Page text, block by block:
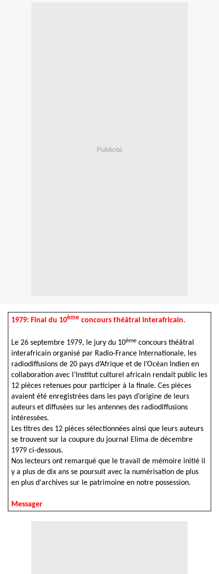
Publicité
1979: Final du 10èmeconcours théâtral interafricain.
Le 26 septembre 1979, le jury du 10èmeconcours théâtral
interafricain organisé par Radio-France Internationale, les
radiodiffusions de 20 pays d’Afrique et de l’Océan Indien en
collaboration avec l’Institut culturel africain rendait public les
12 pièces retenues pour participer à la finale. Ces pièces
avaient été enregistrées dans les pays d’origine de leurs
auteurs et diffusées sur les antennes des radiodiffusions
intéressées.
Les titres des 12 pièces sélectionnées ainsi que leurs auteurs
se trouvent sur la coupure du journal Elima de décembre
1979 ci-dessous.
Nos lecteurs ont remarqué que le travail de mémoire initié il
y a plus de dix ans se poursuit avec la numérisation de plus
en plus d'archives sur le patrimoine en notre possession.
Messager